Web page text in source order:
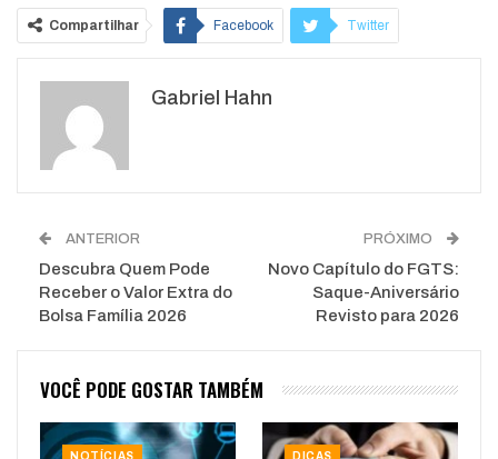
Compartilhar Facebook Twitter
WhatsApp
Gabriel Hahn
ANTERIOR
Descubra Quem Pode
Receber o Valor Extra do
Bolsa Família 2026
PRÓXIMO
Novo Capítulo do FGTS:
Saque-Aniversário
Revisto para 2026
VOCÊ PODE GOSTAR TAMBÉM
NOTÍCIAS DICAS